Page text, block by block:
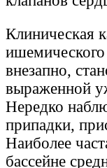
Клиническая
ишемического
внезапно,
выраженной
Нередко
припадки,
Наиболее
бассейне